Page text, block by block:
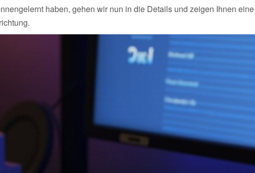
haben, gehen wir nun in die Details und zeigen Ihnen eine